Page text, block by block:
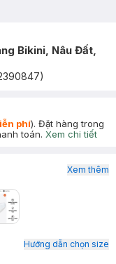
Bikini, Nâu Đất,
)
phí). Đặt hàng trong
toán. Xem chi tiết
Hướng dẫn chọn size
Xem thêm